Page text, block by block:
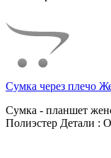
Сумка через плечо
Сумка - планшет
Полиэстер Детали :